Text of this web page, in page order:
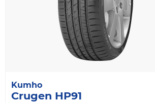
Kumho
Crugen HP91